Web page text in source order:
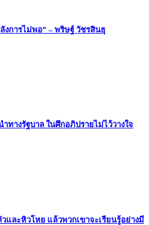
งการไม่พอ” – พริษฐ์ วัชรสินธุ
ทางรัฐบาล ในศึกอภิปรายไม่ไว้วางใจ
และหิวโหย แล้วพวกเขาจะเรียนรู้อย่างมี